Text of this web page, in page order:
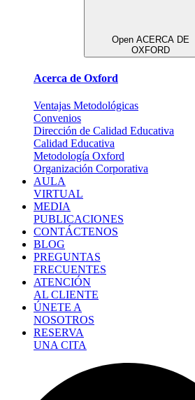
Open ACERCA DE
OXFORD
Acerca de Oxford
Ventajas Metodológicas
Convenios
Dirección de Calidad Educativa
Calidad Educativa
Metodología Oxford
Organización Corporativa
AULA
VIRTUAL
MEDIA
PUBLICACIONES
CONTÁCTENOS
BLOG
PREGUNTAS
FRECUENTES
ATENCIÓN
AL CLIENTE
ÚNETE A
NOSOTROS
RESERVA
UNA CITA